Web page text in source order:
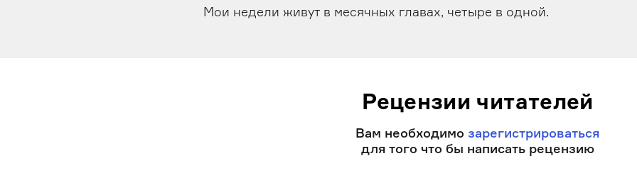
Мои недели живут в месячных главах, четыре в одной.
Рецензии читателей
Вам необходимо зарегистрироваться
для того что бы написать рецензию